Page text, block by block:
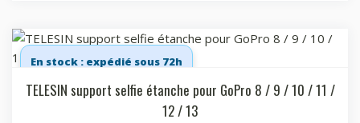
En stock : expédié sous 72h
TELESIN support selfie étanche pour GoPro 8 / 9 / 10 / 11 /
12 / 13